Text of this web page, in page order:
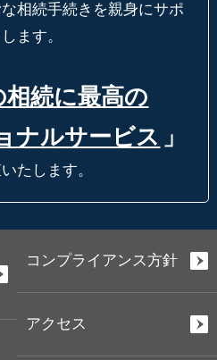
相続手続きを親身にサポ
ます。
続に最高の
ナルサービス 」
たします。
コンプライアンス方針
アクセス